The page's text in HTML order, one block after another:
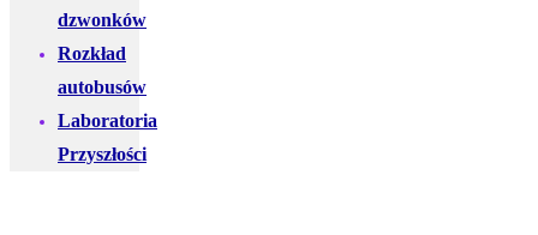
dzwonków
Rozkład
autobusów
Laboratoria
Przyszłości